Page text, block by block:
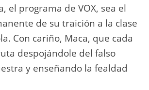
el programa de VOX, sea el
de su traición a la clase
Con cariño, Maca, que cada
despojándole del falso
y enseñando la fealdad